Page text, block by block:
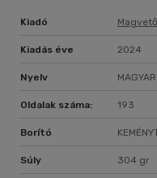
Kiadó
Kiadás éve 2024
Nyelv MAGYAR
Oldalak száma: 193
Borító
Súly 304 gr